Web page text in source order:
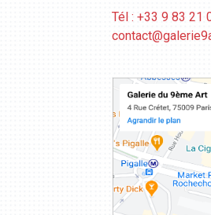
Tél : +33 9 83 21